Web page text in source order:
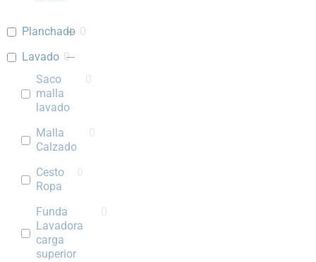
Planchado 0
Lavado 0
Saco
malla
lavado
Malla
Calzado
Cesto
Ropa
Funda
Lavadora
carga
superior